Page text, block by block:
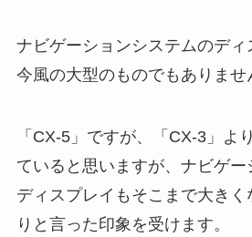
ナビゲーションシステムのディ
今風の大型のものでもありませ
「CX-5」ですが、「CX-3」よ
ていると思いますが、ナビゲ
ディスプレイもそこまで大き
りと言った印象を受けます。